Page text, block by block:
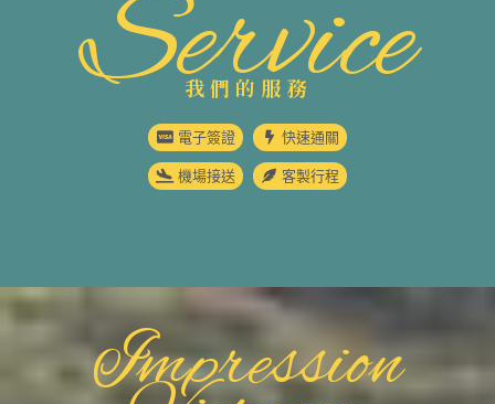
Service
我們的服務
電子簽證 快速通關
機場接送 客製行程
Impression